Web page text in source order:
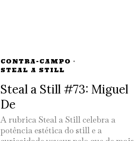
CONTRA-CAMPO ·
STEAL A STILL
Steal a Still #73: Miguel
De
A rubrica Steal a Still celebra a
potência estética do still e a